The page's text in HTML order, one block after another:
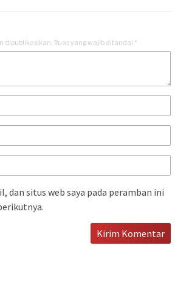
dipublikasikan. Ruas yang wajib ditandai *
dan situs web saya pada peramban ini